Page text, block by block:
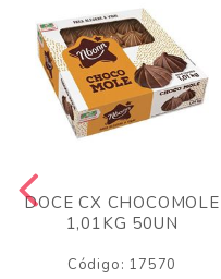
DOCE CX CHOCOMOLE
1,01KG 50UN
Código: 17570